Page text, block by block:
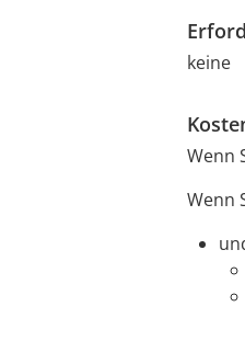
keine
Wenn
Wenn